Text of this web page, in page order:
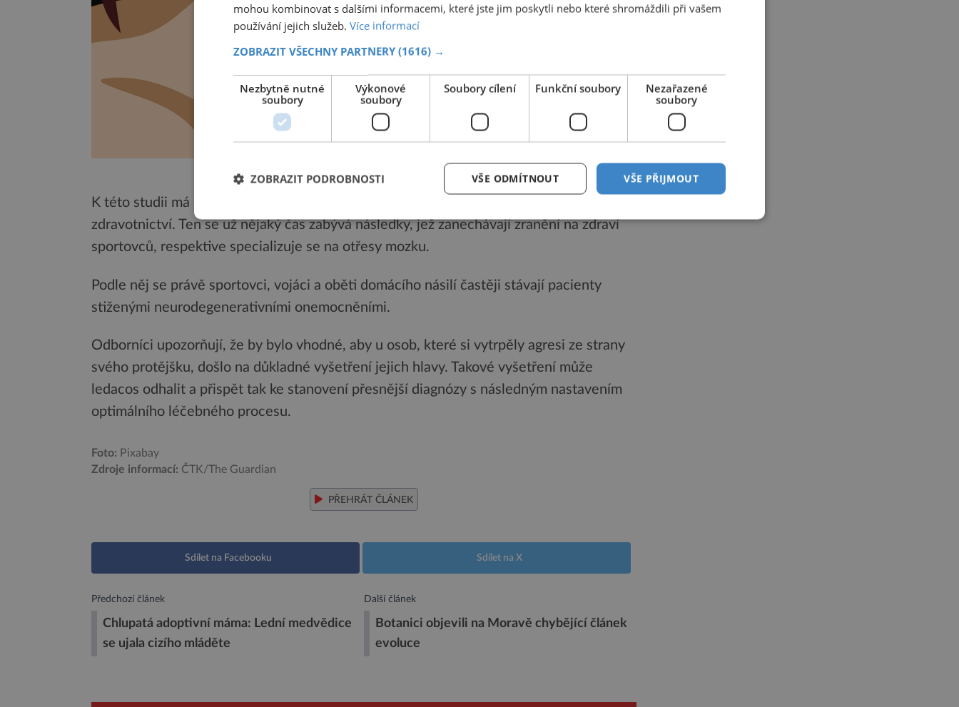
Problematika domácího násilí je řešena v různých rovinách.
K této studii má rozhodně co říct i
zdravotnictví. Ten se už nějaký čas zabývá následky, jež zanechávají zranění na zdraví
sportovců, respektive specializuje se na otřesy mozku.
Podle něj se právě sportovci, vojáci a oběti domácího násilí častěji stávají pacienty
stiženými neurodegenerativními onemocněními.
Odborníci upozorňují, že by bylo vhodné, aby u osob, které si vytrpěly agresi ze strany
svého protějšku, došlo na důkladné vyšetření jejich hlavy. Takové vyšetření může
ledacos odhalit a přispět tak ke stanovení přesnější diagnózy s následným nastavením
optimálního léčebného procesu.
Foto: Pixabay
Zdroje informací: ČTK/The Guardian
PŘEHRÁT ČLÁNEK
Sdílet na Facebooku Sdílet na X
Předchozí článek
Chlupatá adoptivní máma: Lední medvědice
se ujala cizího mláděte
Další článek
Botanici objevili na Moravě chybějící článek
evoluce
mohou kombinovat s dalšími informacemi, které jste jim poskytli nebo které shromáždili při vašem
používání jejich služeb. Více informací
ZOBRAZIT VŠECHNY PARTNERY (1616) →
Nezbytně nutné
soubory
Výkonové
soubory
Soubory cílení Funkční soubory
Nezařazené
soubory
VŠE PŘIJMOUT
VŠE ODMÍTNOUT
ZOBRAZIT PODROBNOSTI